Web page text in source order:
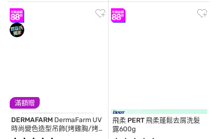
滿額贈
DERMAFARM DermaFarm UV
時尚變色造型吊飾(烤雞胸/烤
香魚)-2款隨機出貨
飛柔 PERT飛柔蓬鬆去屑洗髮
露600g